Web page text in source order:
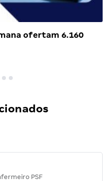
ofertam 6.160
PSF